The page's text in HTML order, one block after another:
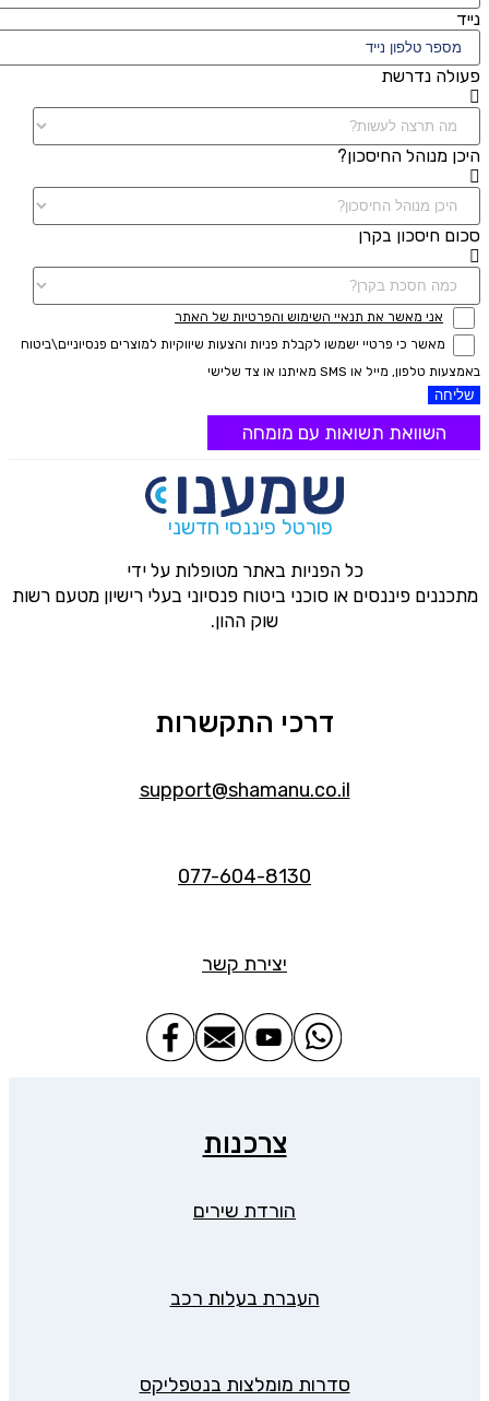
נייד
פעולה נדרשת
היכן מנוהל החיסכון?
סכום חיסכון בקרן
אני מאשר את תנאיי השימוש והפרטיות של האתר
מאשר כי פרטיי ישמשו לקבלת פניות והצעות שיווקיות למוצרים פנסיוניים\ביטוח
באמצעות טלפון, מייל או SMS מאיתנו או צד שלישי
שליחה
השוואת תשואות עם מומחה
פורטל פיננסי חדשני
כל הפניות באתר מטופלות על ידי
מתכננים פיננסים או סוכני ביטוח פנסיוני בעלי רישיון מטעם רשות
שוק ההון.
דרכי התקשרות
support@shamanu.co.il
077-604-8130
יצירת קשר
צרכנות
הורדת שירים
העברת בעלות רכב
סדרות מומלצות בנטפליקס